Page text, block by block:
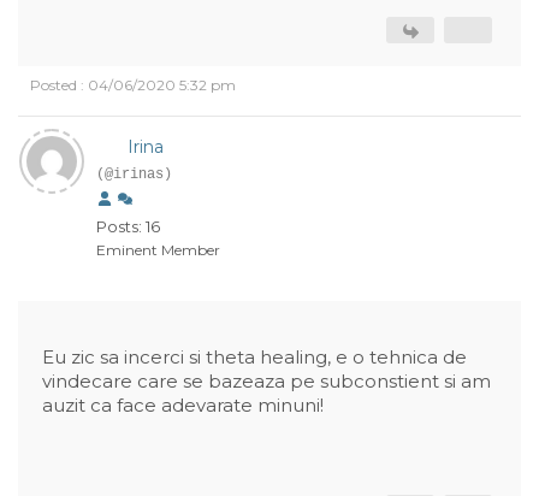
Posted : 04/06/2020 5:32 pm
Irina
(@irinas)
Posts: 16
Eminent Member
Eu zic sa incerci si theta healing, e o tehnica de
vindecare care se bazeaza pe subconstient si am
auzit ca face adevarate minuni!